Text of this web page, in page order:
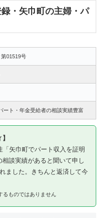
・矢巾町の主婦・パ
01519号
ート・年金受給者の相談実績豊富
矢巾町でパート収入を証明
談実績があると聞いて申し
ました。きちんと返済して今
ものではありません